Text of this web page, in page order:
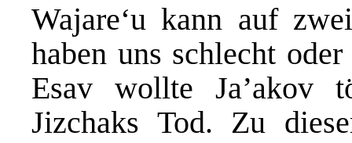
Wajare‘u kann auf
haben uns schlecht
Esav wollte Ja’akov
Jizchaks Tod. Zu